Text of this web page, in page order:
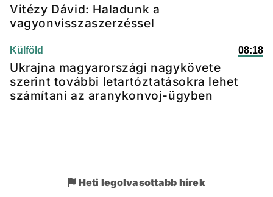
Vitézy Dávid: Haladunk a
vagyonvisszaszerzéssel
Külföld 08:18
Ukrajna magyarországi nagykövete
szerint további letartóztatásokra lehet
számítani az aranykonvoj-ügyben
Heti legolvasottabb hírek